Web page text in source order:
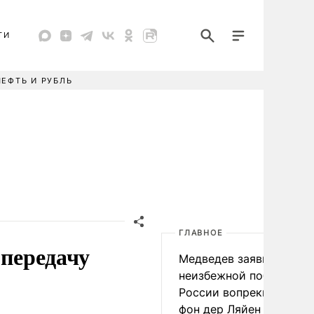
И РУБЛЬ
ГЛАВНОЕ
Медведев заявил о
неизбежной победе
России вопреки словам
фон дер Ляйен